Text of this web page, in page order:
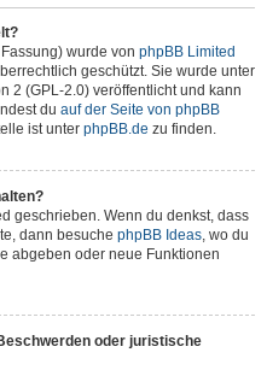
wurde von phpBB Limited
geschützt. Sie wurde unter
2 (GPL-2.0) veröffentlicht und kann
du auf der Seite von phpBB
ist unter phpBB.de zu finden.
geschrieben. Wenn du denkst, dass
dann besuche phpBB Ideas, wo du
abgeben oder neue Funktionen
oder juristische